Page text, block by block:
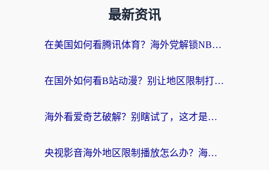
最新资讯
在美国如何看腾讯体育？海外党解锁NBA欧洲杯直播的终极攻略
在国外如何看B站动漫？别让地区限制打断你的追番节奏
海外看爱奇艺破解？别瞎试了，这才是留学生华人追剧看球的正确打开方式
央视影音海外地区限制播放怎么办？海外党亲测有效的回国加速指南